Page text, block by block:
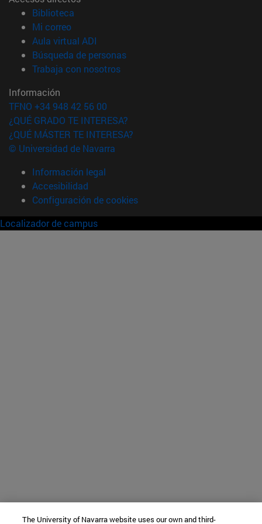
Biblioteca
Mi correo(abre en nueva ventana)
Aula virtual ADI
Búsqueda de personas(abre en nueva ventana)
Trabaja con nosotros(abre en nueva ventana)
Información
TFNO +34 948 42 56 00
¿QUÉ GRADO TE INTERESA?
¿QUÉ MÁSTER TE INTERESA?
© Universidad de Navarra
Información legal
Accesibilidad
Configuración de cookies
Localizador de campus
The University of Navarra website uses our own and third-